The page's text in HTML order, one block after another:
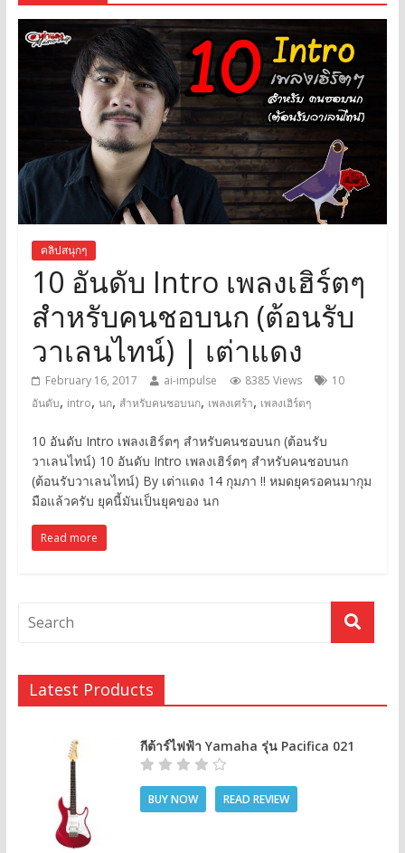
คลิปสนุกๆ
10 อันดับ Intro เพลงเฮิร์ตๆ
สำหรับคนชอบนก (ต้อนรับ
วาเลนไทน์) | เต่าแดง
February 16, 2017 ai-impulse 8385 Views
10
อันดับ, intro, นก, สำหรับคนชอบนก, เพลงเศร้า, เพลงเฮิร์ตๆ
10 อันดับ Intro เพลงเฮิร์ตๆ สำหรับคนชอบนก (ต้อนรับ
วาเลนไทน์) 10 อันดับ Intro เพลงเฮิร์ตๆ สำหรับคนชอบนก
(ต้อนรับวาเลนไทน์) By เต่าแดง 14 กุมภา !! หมดยุครอคนมากุม
มือแล้วครับ ยุคนี้มันเป็นยุคของ นก
Read more
Latest Products
กีต้าร์ไฟฟ้า Yamaha รุ่น Pacifica 021
BUY NOW READ REVIEW